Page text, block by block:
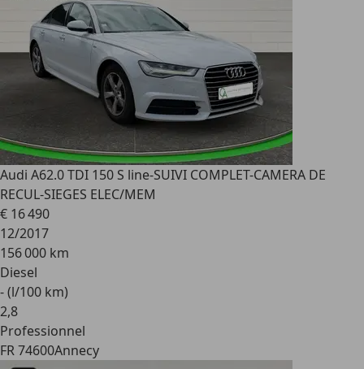
Audi A62.0 TDI 150 S line-SUIVI COMPLET-CAMERA DE
RECUL-SIEGES ELEC/MEM
€ 16 490
12/2017
156 000 km
Diesel
- (l/100 km)
2,8
Professionnel
FR 74600Annecy